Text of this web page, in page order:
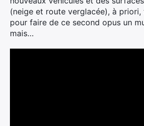
(neige et route verglacée), à
pour faire de ce second opus un
mais…